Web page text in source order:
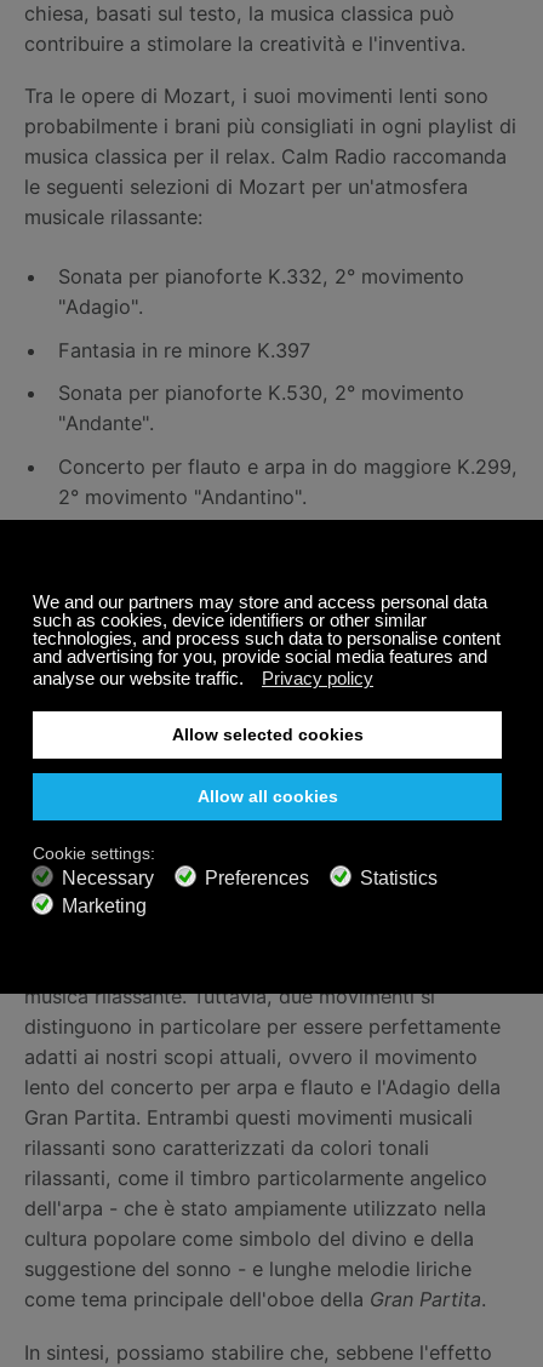
chiesa, basati sul testo, la musica classica può
contribuire a stimolare la creatività e l'inventiva.
Tra le opere di Mozart, i suoi movimenti lenti sono
probabilmente i brani più consigliati in ogni playlist di
musica classica per il relax. Calm Radio raccomanda
le seguenti selezioni di Mozart per un'atmosfera
musicale rilassante:
Sonata per pianoforte K.332, 2° movimento
"Adagio".
Fantasia in re minore K.397
Sonata per pianoforte K.530, 2° movimento
"Andante".
Concerto per flauto e arpa in do maggiore K.299,
2° movimento "Andantino".
Concerto per pianoforte e orchestra K.467, 2°
movimento "Andante".
Concerto per fagotto in si bemolle maggiore
K.191, 2° movimento "Andante ma Adagio".
Concerto per clarinetto in la maggiore K.622, 2°
movimento "Adagio".
Die Zauberflöte, "O Isis und Osiris".
musica rilassante. Tuttavia, due movimenti si
distinguono in particolare per essere perfettamente
adatti ai nostri scopi attuali, ovvero il movimento
lento del concerto per arpa e flauto e l'Adagio della
Gran Partita. Entrambi questi movimenti musicali
rilassanti sono caratterizzati da colori tonali
rilassanti, come il timbro particolarmente angelico
dell'arpa - che è stato ampiamente utilizzato nella
cultura popolare come simbolo del divino e della
suggestione del sonno - e lunghe melodie liriche
come tema principale dell'oboe della Gran Partita.
In sintesi, possiamo stabilire che, sebbene l'effetto